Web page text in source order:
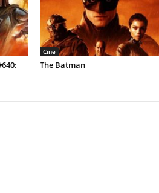
Cine
The Batman